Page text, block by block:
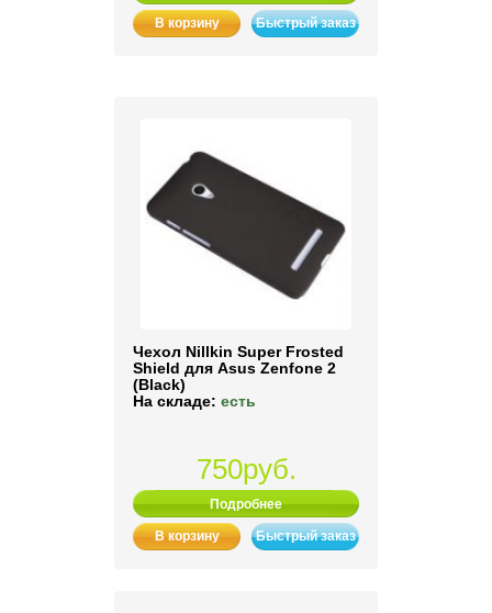
В корзину Быстрый заказ
Чехол Nillkin Super Frosted
Shield для Asus Zenfone 2
(Black)
На складе: есть
750руб.
Подробнее
В корзину Быстрый заказ